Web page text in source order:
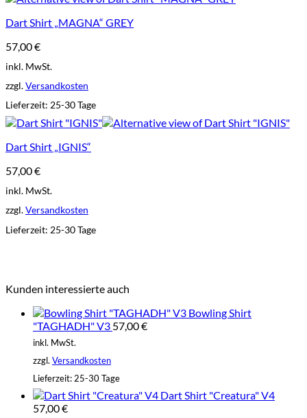
Dart Shirt „MAGNA“ GREY
57,00€
inkl. MwSt.
zzgl.Versandkosten
Lieferzeit: 25-30 Tage
Dart Shirt „IGNIS“
57,00€
inkl. MwSt.
zzgl.Versandkosten
Lieferzeit: 25-30 Tage
Kunden interessierte auch
Bowling Shirt
"TAGHADH" V3 57,00€
inkl. MwSt.
zzgl. Versandkosten
Lieferzeit: 25-30 Tage
Dart Shirt "Creatura" V4
57,00€